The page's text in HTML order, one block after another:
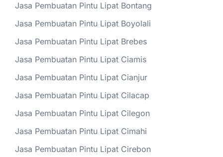
Jasa Pembuatan Pintu Lipat Bontang
Jasa Pembuatan Pintu Lipat Boyolali
Jasa Pembuatan Pintu Lipat Brebes
Jasa Pembuatan Pintu Lipat Ciamis
Jasa Pembuatan Pintu Lipat Cianjur
Jasa Pembuatan Pintu Lipat Cilacap
Jasa Pembuatan Pintu Lipat Cilegon
Jasa Pembuatan Pintu Lipat Cimahi
Jasa Pembuatan Pintu Lipat Cirebon